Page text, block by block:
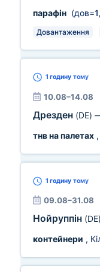
парафін (дов=
Довантаження
1 годину тому
10.08–14.08
Дрезден (DE)
тнв на палетах
1 годину тому
09.08–31.08
Нойруппін (DE)
контейнери ,